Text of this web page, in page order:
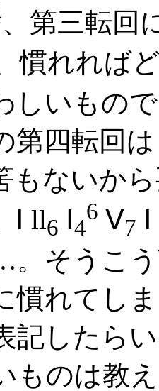
、第三転回
慣れれば
しいもの
第四転回
もないか
Ⅰ ll6 Ⅰ4
6 Ⅴ7
そうこ
慣れてし
記したら
ものは教